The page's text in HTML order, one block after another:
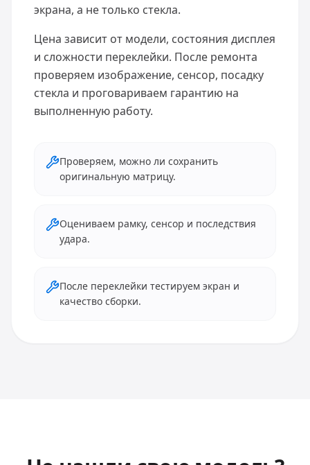
экрана, а не только стекла.
Цена зависит от модели, состояния дисплея
и сложности переклейки. После ремонта
проверяем изображение, сенсор, посадку
стекла и проговариваем гарантию на
выполненную работу.
Проверяем, можно ли сохранить
оригинальную матрицу.
Оцениваем рамку, сенсор и последствия
удара.
После переклейки тестируем экран и
качество сборки.